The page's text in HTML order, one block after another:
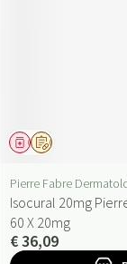
Op voorschrift
Geneesmiddel
Pierre Fabre
Isocural 20mg
60 X 20mg
€ 36,09